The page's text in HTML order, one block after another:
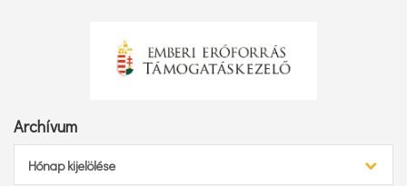
Archívum
Hónap kijelölése